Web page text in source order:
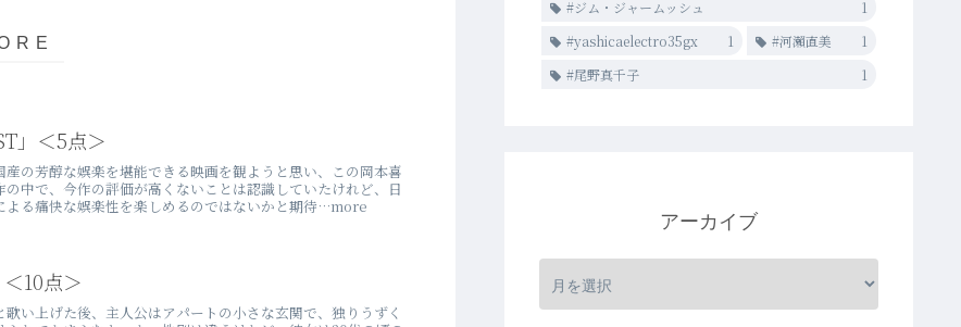
」＜5点＞
の芳醇な娯楽を堪能できる映画を観ようと思い、この岡本喜
中で、今作の評価が高くないことは認識していたけれど、日
よる痛快な娯楽性を楽しめるのではないかと期待…more
10点＞
歌い上げた後、主人公はアパートの小さな玄関で、独りうずく
#ジム・ジャームッシュ
1
#yashicaelectro35gx
1 #河瀨直美
1
#尾野真千子
1
アーカイブ